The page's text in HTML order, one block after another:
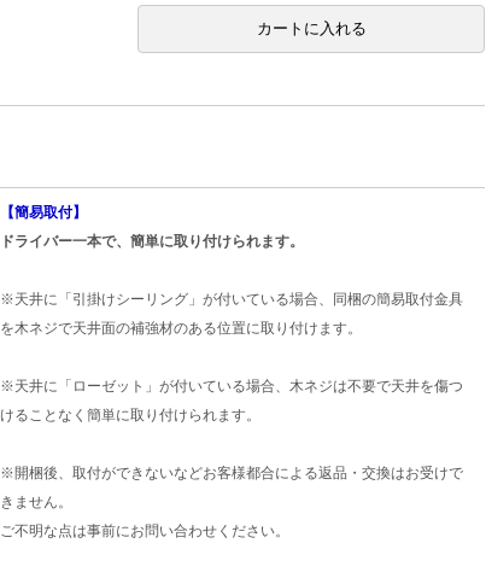
【簡易取付】
ドライバー一本で、簡単に取り付けられます。
※天井に「引掛けシーリング」が付いている場合、同梱の簡易取付金具
を木ネジで天井面の補強材のある位置に取り付けます。
※天井に「ローゼット」が付いている場合、木ネジは不要で天井を傷つ
けることなく簡単に取り付けられます。
※開梱後、取付ができないなどお客様都合による返品・交換はお受けで
きません。
ご不明な点は事前にお問い合わせください。